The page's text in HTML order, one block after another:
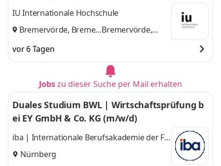
euhand KG Steuerberatungsgesellschaft
IU Internationale Hochschule
Bremervörde, BremenBremervörde,
vor 6 Tagen
Jobszu dieser Suche per Mail erhalten
Duales Studium BWL | Wirtschaftsprüfung b
ei EY GmbH & Co. KG (m/w/d)
iba | Internationale Berufsakademie der F +
U Unternehmensgruppe gGmbH
Nürnberg